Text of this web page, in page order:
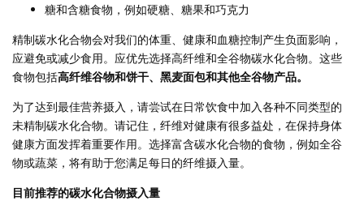
糖和含糖食物，例如硬糖、糖果和巧克力
精制碳水化合物会对我们的体重、健康和血糖控制产生负面影响，
应避免或减少食用。应优先选择高纤维和全谷物碳水化合物。这些
食物包括高纤维谷物和饼干、黑麦面包和其他全谷物产品。
为了达到最佳营养摄入，请尝试在日常饮食中加入各种不同类型的
未精制碳水化合物。请记住，纤维对健康有很多益处，在保持身体
健康方面发挥着重要作用。选择富含碳水化合物的食物，例如全谷
物或蔬菜，将有助于您满足每日的纤维摄入量。
目前推荐的碳水化合物摄入量